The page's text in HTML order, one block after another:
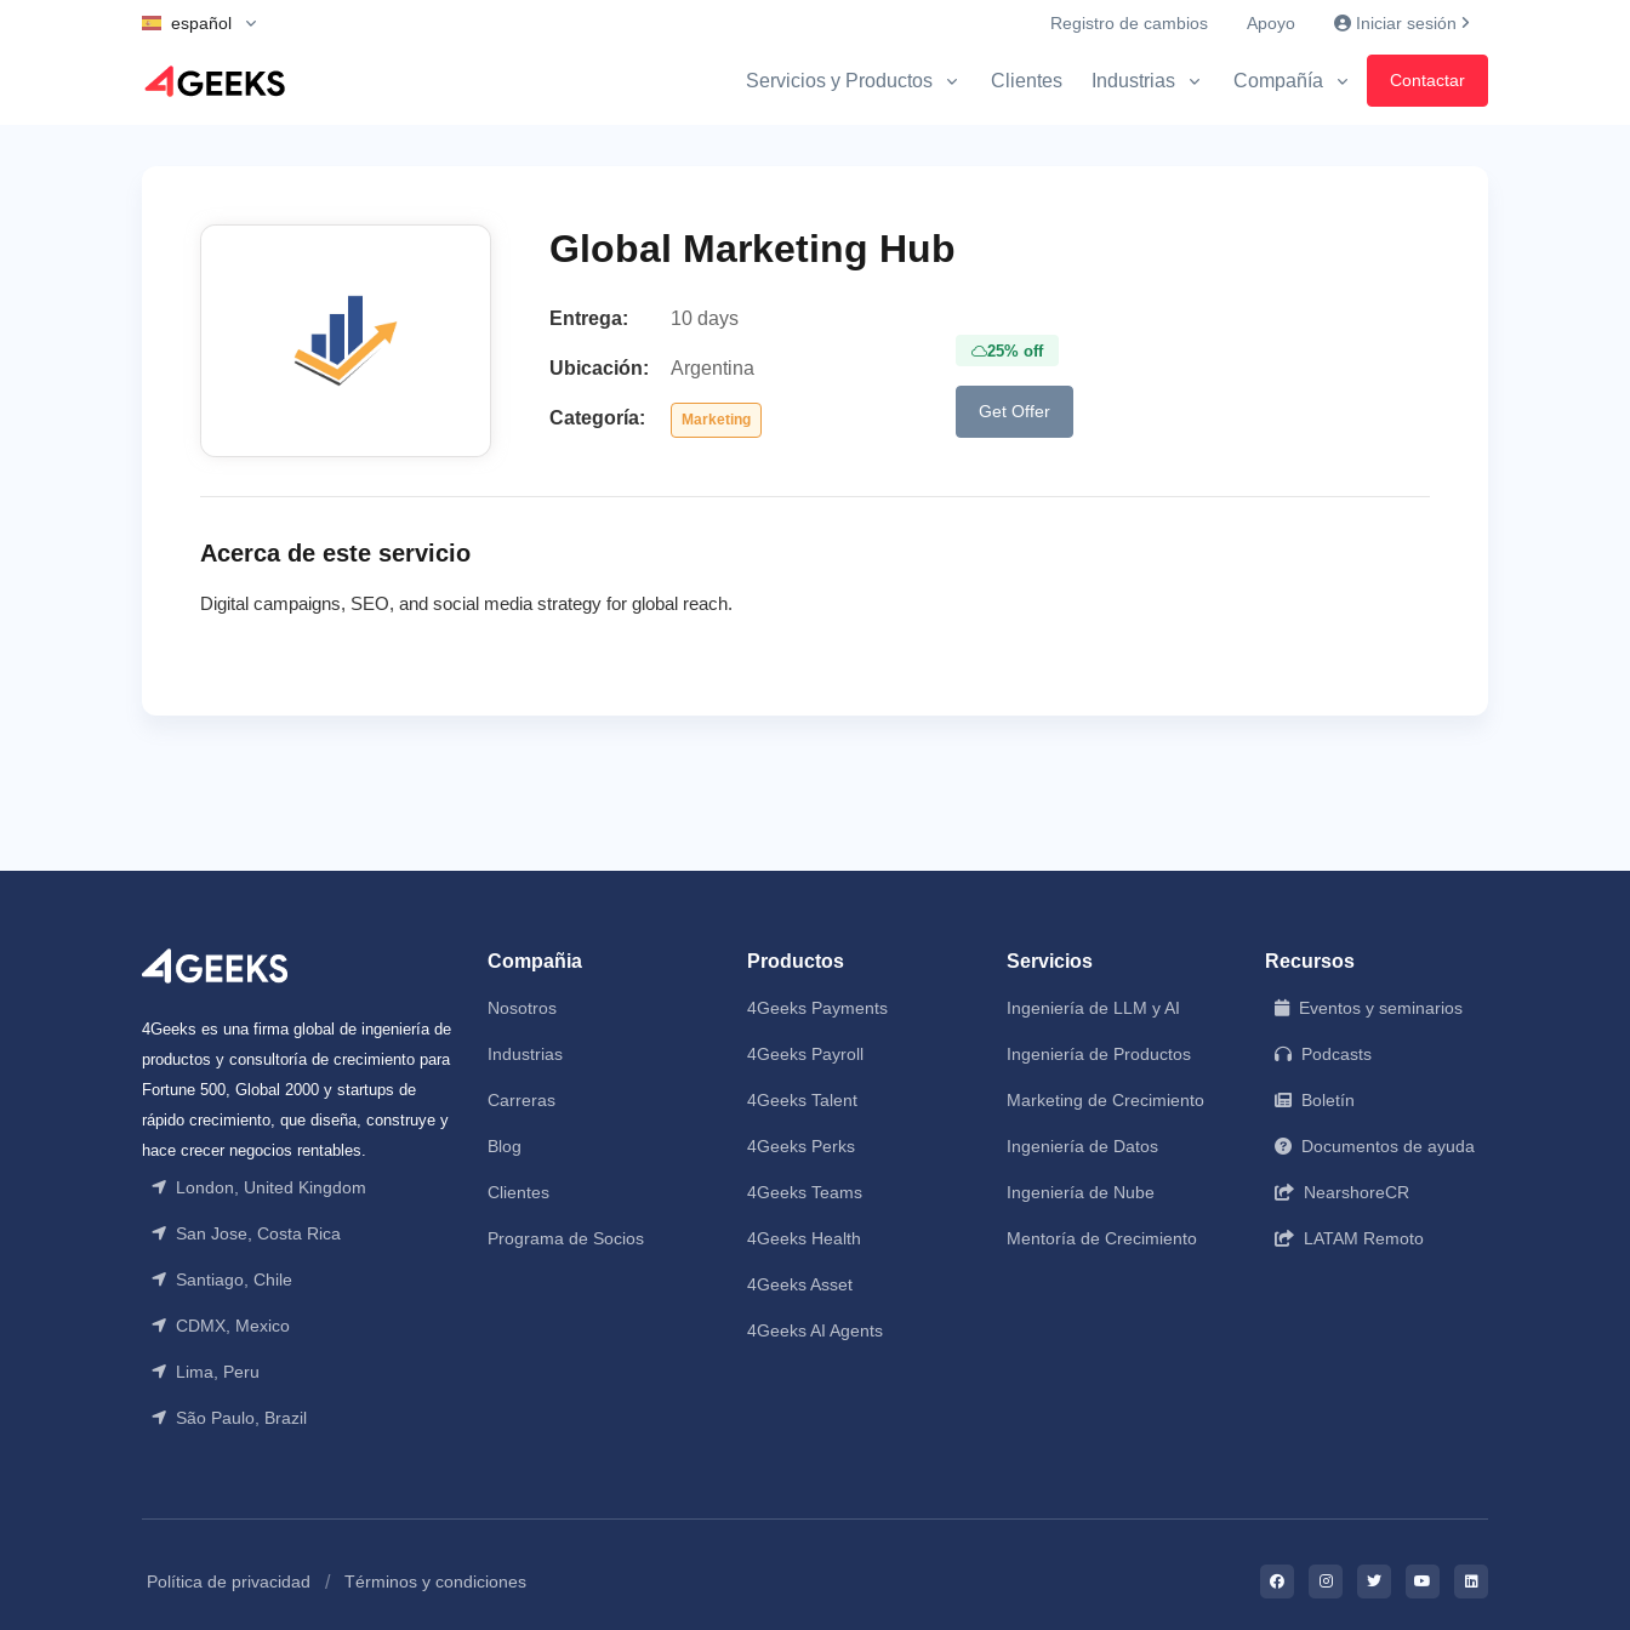
español Registro de cambios Apoyo Iniciar sesión
Servicios y Productos Clientes Industrias Compañía Contactar
Global Marketing Hub
Entrega: 10 days
Ubicación: Argentina
Categoría: Marketing
25% off
Get Offer
Acerca de este servicio
Digital campaigns, SEO, and social media strategy for global reach.
4Geeks es una firma global de ingeniería de
productos y consultoría de crecimiento para
Fortune 500, Global 2000 y startups de
rápido crecimiento, que diseña, construye y
hace crecer negocios rentables.
London, United Kingdom
San Jose, Costa Rica
Santiago, Chile
CDMX, Mexico
Lima, Peru
São Paulo, Brazil
Compañia
Nosotros
Industrias
Carreras
Blog
Clientes
Programa de Socios
Productos
4Geeks Payments
4Geeks Payroll
4Geeks Talent
4Geeks Perks
4Geeks Teams
4Geeks Health
4Geeks Asset
4Geeks AI Agents
Servicios
Ingeniería de LLM y AI
Ingeniería de Productos
Marketing de Crecimiento
Ingeniería de Datos
Ingeniería de Nube
Mentoría de Crecimiento
Recursos
Eventos y seminarios
Podcasts
Boletín
Documentos de ayuda
NearshoreCR
LATAM Remoto
Política de privacidad / Términos y condiciones